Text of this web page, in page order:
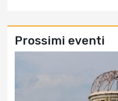
Prossimi eventi